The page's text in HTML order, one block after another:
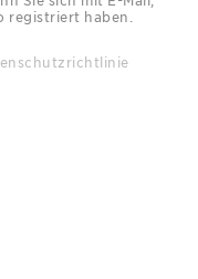
registriert haben.